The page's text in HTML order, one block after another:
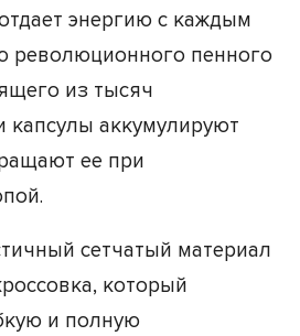
энергию с каждым
пенного
из тысяч
капсулы аккумулируют
ее при
сетчатый материал
который
и полную